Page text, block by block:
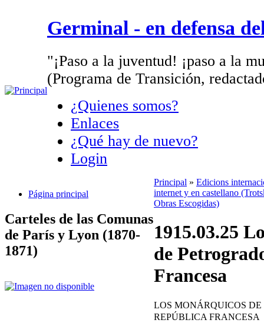
Germinal - en defensa
"¡Paso a la juventud! ¡paso a la
(Programa de Transición,
¿Quienes somos?
Enlaces
¿Qué hay de nuevo?
Login
Página principal
Carteles de las Comunas
de París y Lyon (1870-
1871)
Principal » Edicions
internet y en castellano
Obras Escogidas)
1915.03.25
de
Francesa
LOS MONÁRQUICOS
REPÚBLICA FRANCESA